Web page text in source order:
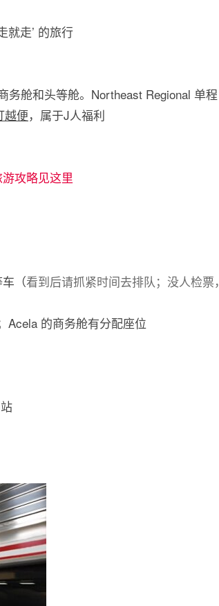
就走’ 的旅行
务舱和头等舱。Northeast Regional 单程
越便，属于J人福利
攻略见这里
（看到后请抓紧时间去排队；没人检票，
Acela 的商务舱有分配座位